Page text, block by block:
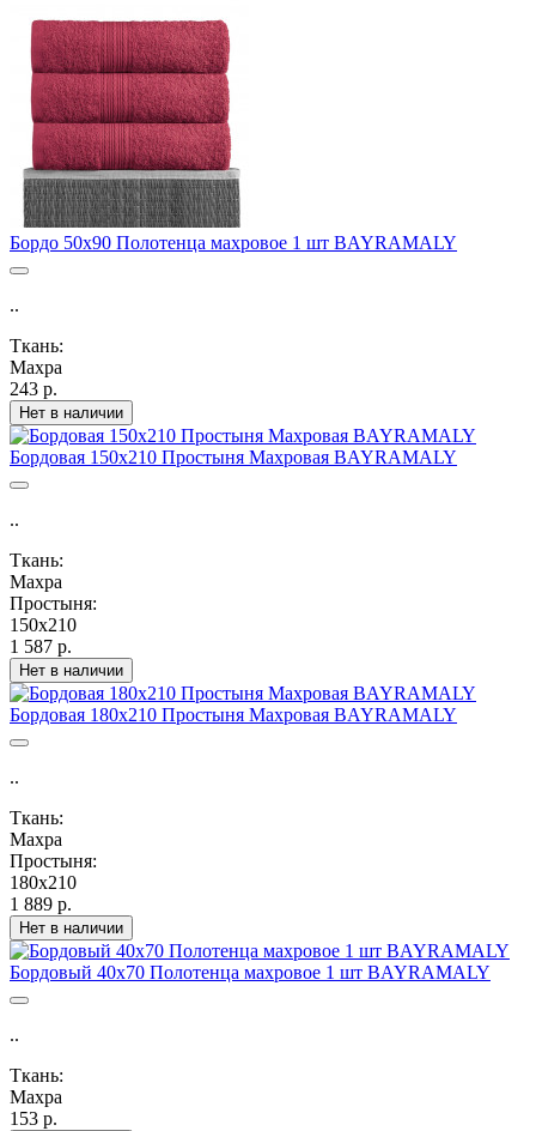
Бордо 50х90 Полотенца махровое 1 шт BAYRAMALY
..
Ткань:
Махра
243 р.
Нет в наличии
Бордовая 150х210 Простыня Махровая BAYRAMALY
..
Ткань:
Махра
Простыня:
150х210
1 587 р.
Нет в наличии
Бордовая 180х210 Простыня Махровая BAYRAMALY
..
Ткань:
Махра
Простыня:
180х210
1 889 р.
Нет в наличии
Бордовый 40х70 Полотенца махровое 1 шт BAYRAMALY
..
Ткань:
Махра
153 р.